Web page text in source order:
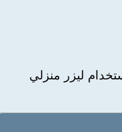
ليزر منزلي